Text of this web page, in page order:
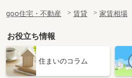
goo住宅・不動産 賃貸 家賃相場
お役立ち情報
住まいのコラム